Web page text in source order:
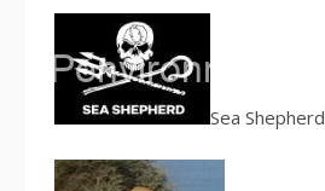
Sea Shepherd